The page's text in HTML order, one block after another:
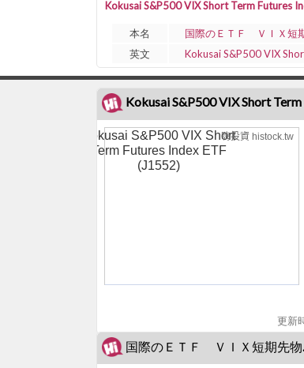
Kokusai S&P500 VIX Short Term Futures
本名
国際のＥＴＦ ＶＩＸ短
英文
Kokusai S&P500 VIX
Kokusai S&P500 VIX Short
Term Futures Index ETF
(J1552)
嗨投資 histock.tw
更新
国際